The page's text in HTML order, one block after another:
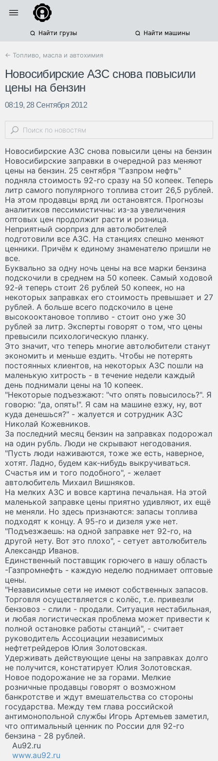
Найти грузы Найти машины
← Топливо, масла и автохимия
Новосибирские АЗС снова повысили
цены на бензин
08:19, 28 Сентября 2012
Новосибирские АЗС снова повысили цены на бензин
Новосибирские заправки в очередной раз меняют
цены на бензин. 25 сентября "Газпром нефть"
подняла стоимость 92-го сразу на 50 копеек. Теперь
литр самого популярного топлива стоит 26,5 рублей.
На этом продавцы вряд ли остановятся. Прогнозы
аналитиков пессимистичны: из-за увеличения
оптовых цен продолжит расти и розница.
Неприятный сюрприз для автолюбителей
подготовили все АЗС. На станциях спешно меняют
ценники. Причём к единому знаменателю пришли не
все.
Буквально за одну ночь цены на все марки бензина
подскочили в среднем на 50 копеек. Самый ходовой
92-й теперь стоит 26 рублей 50 копеек, но на
некоторых заправках его стоимость превышает и 27
рублей. А больше всего подскочило в цене
высокооктановое топливо - стоит оно уже 30
рублей за литр. Эксперты говорят о том, что цены
превысили психологическую планку.
Это значит, что теперь многие автолюбители станут
экономить и меньше ездить. Чтобы не потерять
постоянных клиентов, на некоторых АЗС пошли на
маленькую хитрость - в течение недели каждый
день поднимали цены на 10 копеек.
"Некоторые подъезжают: "что опять повысилось?". Я
говорю: "да, опять!". Я сам на машине езжу, ну, вот
куда денешься?" - жалуется и сотрудник АЗС
Николай Кожевников.
За последний месяц бензин на заправках подорожал
на один рубль. Люди не скрывают негодования.
"Пусть люди наживаются, тоже же есть, наверное,
хотят. Ладно, будем как-нибудь выкручиваться.
Счастья им и того подобного", - желает
автолюбитель Михаил Вишняков.
На мелких АЗС и вовсе картина печальная. На этой
маленькой заправке цены приятно удивляют, их ещё
не меняли. Но здесь признаются: запасы топлива
подходят к концу. А 95-го и дизеля уже нет.
"Подъезжаешь: на одной заправке нет 92-го, на
другой нету. Вот это плохо", - сетует автолюбитель
Александр Иванов.
Единственный поставщик горючего в нашу область
-Газпромнефть - каждую неделю поднимает оптовые
цены.
"Независимые сети не имеют собственных запасов.
Торговля осуществляется с колёс, т.е. привезли
бензовоз - слили - продали. Ситуация нестабильная,
и любая логистическая проблема может привести к
полной остановке работы станций", - считает
руководитель Ассоциации независимых
нефтетрейдеров Юлия Золотовская.
Удерживать действующие цены на заправках долго
не получится, констатирует Юлия Золотовская.
Новое подорожание не за горами. Мелкие
розничные продавцы говорят о возможном
банкротстве и ждут вмешательства со стороны
государства. Между тем глава российской
антимонопольной службы Игорь Артемьев заметил,
что оптимальный ценник по России для 92-го
бензина - 28 рублей.
Au92.ru
www.au92.ru